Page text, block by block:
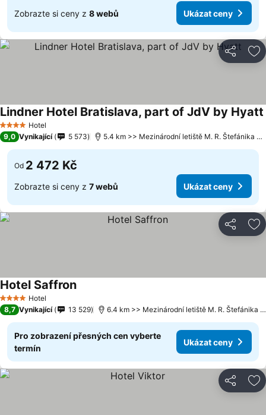
Zobrazte si ceny z 8 webů Ukázat ceny
Sdílet
4 Počet hvězdiček
Hotel
Lindner Hotel Bratislava, part of JdV by Hyatt
9,0 Vynikající 5 573 5.4 km >> Mezinárodní letiště M. R. Štefánika Bratislava
Od 2 472 Kč
Zobrazte si ceny z 7 webů Ukázat ceny
Sdílet
4 Počet hvězdiček
Hotel
Hotel Saffron
8,7 Vynikající 13 529 6.4 km >> Mezinárodní letiště M. R. Štefánika Bratislava
Pro zobrazení přesných cen vyberte
termín
Ukázat ceny
Sdílet